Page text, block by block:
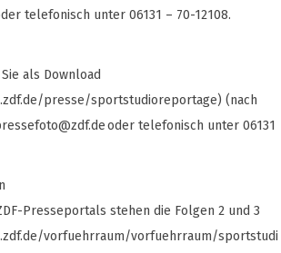
telefonisch unter 06131 – 70-12108.
als Download
presse/sportstudioreportage) (nach
oder telefonisch unter 06131
Presseportals stehen die Folgen 2 und 3
vorfuehrraum/vorfuehrraum/sportstudi